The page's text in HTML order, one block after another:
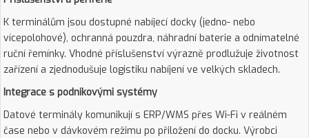
K terminálům jsou dostupné nabíjecí docky (jedno- nebo
vícepolohové), ochranná pouzdra, náhradní baterie a odnímatelné
ruční řemínky. Vhodné příslušenství výrazně prodlužuje životnost
zařízení a zjednodušuje logistiku nabíjení ve velkých skladech.
Integrace s podnikovými systémy
Datové terminály komunikují s ERP/WMS přes Wi-Fi v reálném
čase nebo v dávkovém režimu po přiložení do docku. Výrobci